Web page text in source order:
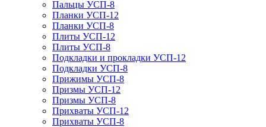
Пальцы УСП-8
Планки УСП-12
Планки УСП-8
Плиты УСП-12
Плиты УСП-8
Подкладки и прокладки УСП-12
Подкладки УСП-8
Прижимы УСП-8
Призмы УСП-12
Призмы УСП-8
Прихваты УСП-12
Прихваты УСП-8